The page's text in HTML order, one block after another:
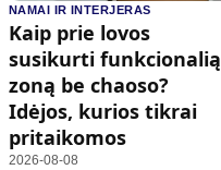
NAMAI IR INTERJERAS
Kaip prie lovos
susikurti funkcionalią
zoną be chaoso?
Idėjos, kurios tikrai
pritaikomos
2026-08-08